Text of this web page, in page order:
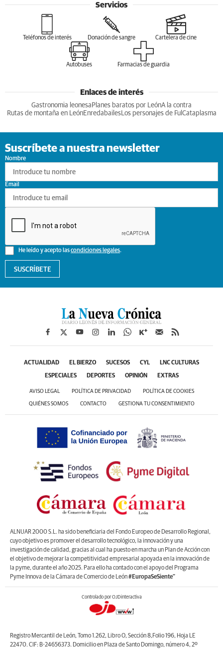
Servicios
Teléfonos de interés Donación de sangre Cartelera de cine
Autobuses Farmacias de guardia
Enlaces de interés
Gastronomia leonesa Planes baratos por LeónA la contra
Rutas de montaña en LeónEnredabailesLos personajes de Ful Cataplasma
Suscríbete a nuestra newsletter
Nombre
He leído y acepto lascondiciones legales.
Email
SUSCRÍBETE
ACTUALIDAD EL BIERZO SUCESOS CYL LNC CULTURAS
ESPECIALES DEPORTES OPINIÓN EXTRAS
AVISO LEGAL POLÍTICA DE PRIVACIDAD POLÍTICA DE COOKIES
QUIÉNES SOMOS CONTACTO GESTIONA TU CONSENTIMIENTO
ALNUAR 2000 S.L. ha sido beneficiaria del Fondo Europeo de Desarrollo Regional,
cuyo objetivo es promover el desarrollo tecnológico, la innovación y una
investigación de calidad, gracias al cual ha puesto en marcha un Plan de Acción con
el objetivo de mejorar la competitividad empresarial apoyada en la innovación de
la pyme, durante el año 2025. Para ello ha contado con el apoyo del Programa
Pyme Innova de la Cámara de Comercio de León#EuropaSeSiente”
Controlado por OJDinteractiva
Registro Mercantil de León, Tomo 1.262, Libro O, Sección 8,Folio 196, Hoja LE
22470. CIF: B-24656373. Domicilio en Plaza de Santo Domingo, número 4, 2º